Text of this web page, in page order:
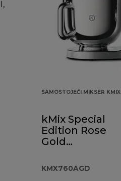
SAMOSTOJEĆI MIKSER KMIX
kMix Special
Edition Rose
Gold
KMX760AGD